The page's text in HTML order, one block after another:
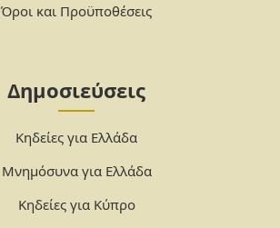
Όροι και Προϋποθέσεις
Δημοσιεύσεις
Κηδείες για Ελλάδα
Μνημόσυνα για Ελλάδα
Κηδείες για Κύπρο